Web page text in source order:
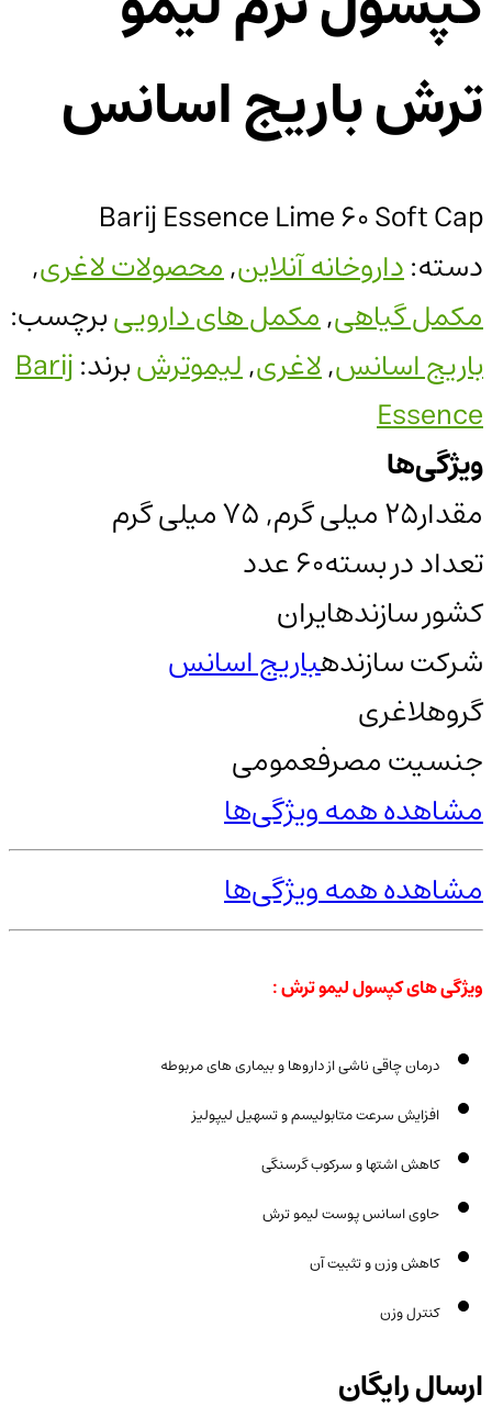
ترش باریج اسانس
Barij Essence Lime 60 Soft Cap
دسته:داروخانه آنلاین,محصولات لاغری,
مکمل گیاهی,مکمل های داروییبرچسب:
باریج اسانس,لاغری,لیموترشبرند:Barij
Essence
ویژگی‌ها
مقدار25 میلی گرم, 75 میلی گرم
تعداد در بسته60 عدد
کشور سازندهایران
شرکت سازندهباریج اسانس
گروهلاغری
جنسیت مصرفعمومی
مشاهده همه ویژگی‌ها
مشاهده همه ویژگی‌ها
ویژگی های کپسول لیمو ترش :
درمان چاقی ناشی از داروها و بیماری های مربوطه
افزایش سرعت متابولیسم و تسهیل لیپولیز
کاهش اشتها و سرکوب گرسنگی
حاوی اسانس پوست لیمو ترش
کاهش وزن و تثبیت آن
کنترل وزن
ارسال رایگان